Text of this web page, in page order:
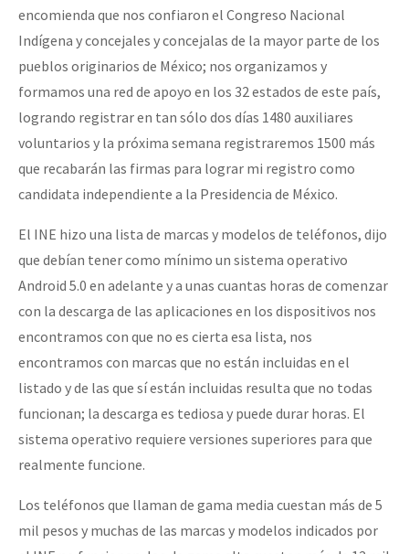
encomienda que nos confiaron el Congreso Nacional
Indígena y concejales y concejalas de la mayor parte de los
pueblos originarios de México; nos organizamos y
formamos una red de apoyo en los 32 estados de este país,
logrando registrar en tan sólo dos días 1480 auxiliares
voluntarios y la próxima semana registraremos 1500 más
que recabarán las firmas para lograr mi registro como
candidata independiente a la Presidencia de México.
El INE hizo una lista de marcas y modelos de teléfonos, dijo
que debían tener como mínimo un sistema operativo
Android 5.0 en adelante y a unas cuantas horas de comenzar
con la descarga de las aplicaciones en los dispositivos nos
encontramos con que no es cierta esa lista, nos
encontramos con marcas que no están incluidas en el
listado y de las que sí están incluidas resulta que no todas
funcionan; la descarga es tediosa y puede durar horas. El
sistema operativo requiere versiones superiores para que
realmente funcione.
Los teléfonos que llaman de gama media cuestan más de 5
mil pesos y muchas de las marcas y modelos indicados por